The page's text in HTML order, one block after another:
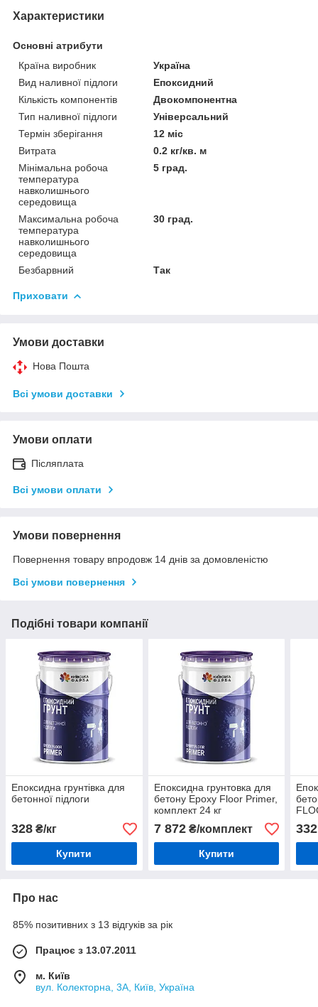
Характеристики
Основні атрибути
Країна виробник
Україна
Вид наливної підлоги
Епоксидний
Кількість компонентів
Двокомпонентна
Тип наливної підлоги
Універсальний
Термін зберігання
12 міс
Витрата
0.2 кг/кв. м
Мінімальна робоча
температура
навколишнього
середовища
5 град.
Максимальна робоча
температура
навколишнього
середовища
30 град.
Безбарвний Так
Приховати
Умови доставки
Нова Пошта
Всі умови доставки
Умови оплати
Післяплата
Всі умови оплати
Умови повернення
Повернення товару впродовж 14 днів за домовленістю
Всі умови повернення
Подібні товари компанії
Епоксидна грунтівка для
бетонної підлоги
328 ₴/кг
Купити
Епоксидна грунтовка для
бетону Epoxy Floor Primer,
комплект 24 кг
7 872₴/комплект
Купити
332
Про нас
85% позитивних з 13 відгуків за рік
Працює з 13.07.2011
м. Київ
вул. Колекторна, 3А, Київ, Україна